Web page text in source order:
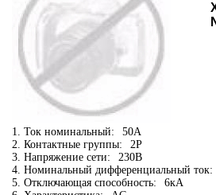
1. Ток номинальный:
50А
2. Контактные группы:
2P
3. Напряжение сети:
230В
4. Номинальный дифференциальный ток:
5. Отключающая способность:
6кА